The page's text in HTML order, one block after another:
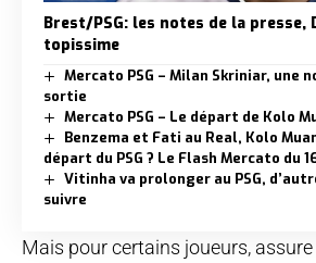
Brest/PSG: les notes de la presse,
topissime
Mercato PSG – Milan Skriniar, une
sortie
Mercato PSG – Le départ de Kolo
Benzema et Fati au Real, Kolo
départ du PSG ? Le Flash Mercato du
Vitinha va prolonger au PSG,
suivre
Mais pour certains joueurs, assure